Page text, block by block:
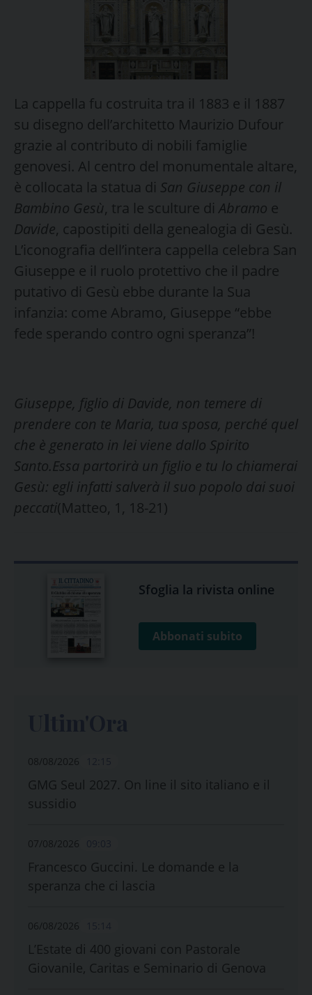
La cappella fu costruita tra il 1883 e il 1887
su disegno dell’architetto Maurizio Dufour
grazie al contributo di nobili famiglie
genovesi. Al centro del monumentale altare,
è collocata la statua di San Giuseppe con il
Bambino Gesù, tra le sculture di Abramo e
Davide, capostipiti della genealogia di Gesù.
L’iconografia dell’intera cappella celebra San
Giuseppe e il ruolo protettivo che il padre
putativo di Gesù ebbe durante la Sua
infanzia: come Abramo, Giuseppe “ebbe
fede sperando contro ogni speranza”!
Giuseppe, figlio di Davide, non temere di
prendere con te Maria, tua sposa, perché quel
che è generato in lei viene dallo Spirito
Santo.Essa partorirà un figlio e tu lo chiamerai
Gesù: egli infatti salverà il suo popolo dai suoi
peccati(Matteo, 1, 18-21)
Sfoglia la rivista online
Abbonati subito
08/08/2026
GMG Seul 2027. On line il sito italiano e il
sussidio
07/08/2026
Francesco Guccini. Le domande e la
speranza che ci lascia
06/08/2026
L’Estate di 400 giovani con Pastorale
Giovanile, Caritas e Seminario di Genova